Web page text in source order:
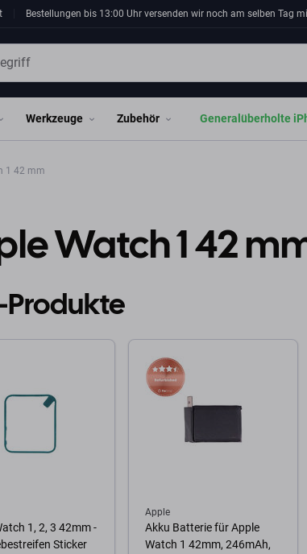
Bestellungen bis 13:00 Uhr versenden wir noch am selben Tag
Werkzeuge Zubehör Generalüberholte
1 42 mm
Watch 1 42
Produkte
1, 2, 3 42mm -
Sticker
Apple
Akku Batterie für Apple
Watch 1 42mm, 246mAh,